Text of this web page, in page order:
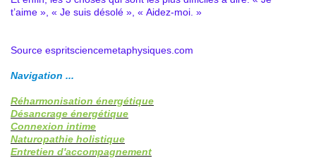
t’aime », « Je suis désolé », « Aidez-moi. »
Source espritsciencemetaphysiques.com
Navigation ...
Réharmonisation énergétique
Désancrage énergétique
Connexion intime
Naturopathie holistique
Entretien d'accompagnement